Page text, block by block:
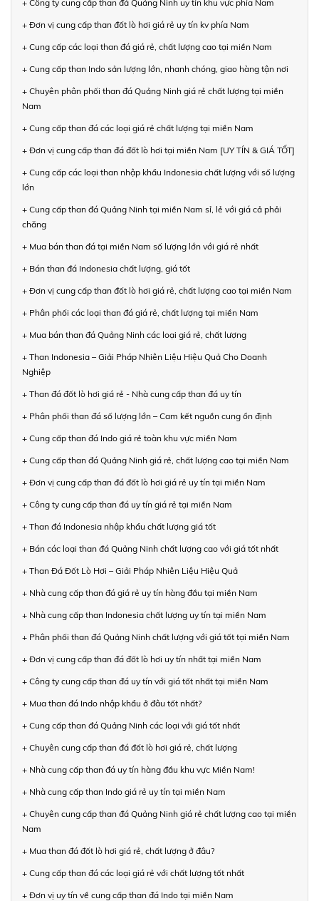
+ Công ty cung cấp than đá Quảng Ninh uy tín khu vực phía Nam
+ Đơn vị cung cấp than đốt lò hơi giá rẻ uy tín kv phía Nam
+ Cung cấp các loại than đá giá rẻ, chất lượng cao tại miền Nam
+ Cung cấp than Indo sản lượng lớn, nhanh chóng, giao hàng tận nơi
+ Chuyên phân phối than đá Quảng Ninh giá rẻ chất lượng tại miền
Nam
+ Cung cấp than đá các loại giá rẻ chất lượng tại miền Nam
+ Đơn vị cung cấp than đá đốt lò hơi tại miền Nam [UY TÍN & GIÁ TỐT]
+ Cung cấp các loại than nhập khẩu Indonesia chất lượng với số lượng
lớn
+ Cung cấp than đá Quảng Ninh tại miền Nam sỉ, lẻ với giá cả phải
chăng
+ Mua bán than đá tại miền Nam số lượng lớn với giá rẻ nhất
+ Bán than đá Indonesia chất lượng, giá tốt
+ Đơn vị cung cấp than đốt lò hơi giá rẻ, chất lượng cao tại miền Nam
+ Phân phối các loại than đá giá rẻ, chất lượng tại miền Nam
+ Mua bán than đá Quảng Ninh các loại giá rẻ, chất lượng
+ Than Indonesia – Giải Pháp Nhiên Liệu Hiệu Quả Cho Doanh
Nghiệp
+ Than đá đốt lò hơi giá rẻ - Nhà cung cấp than đá uy tín
+ Phân phối than đá số lượng lớn – Cam kết nguồn cung ổn định
+ Cung cấp than đá Indo giá rẻ toàn khu vực miền Nam
+ Cung cấp than đá Quảng Ninh giá rẻ, chất lượng cao tại miền Nam
+ Đơn vị cung cấp than đá đốt lò hơi giá rẻ uy tín tại miền Nam
+ Công ty cung cấp than đá uy tín giá rẻ tại miền Nam
+ Than đá Indonesia nhập khẩu chất lượng giá tốt
+ Bán các loại than đá Quảng Ninh chất lượng cao với giá tốt nhất
+ Than Đá Đốt Lò Hơi – Giải Pháp Nhiên Liệu Hiệu Quả
+ Nhà cung cấp than đá giá rẻ uy tín hàng đầu tại miền Nam
+ Nhà cung cấp than Indonesia chất lượng uy tín tại miền Nam
+ Phân phối than đá Quảng Ninh chất lượng với giá tốt tại miền Nam
+ Đơn vị cung cấp than đá đốt lò hơi uy tín nhất tại miền Nam
+ Công ty cung cấp than đá uy tín với giá tốt nhất tại miền Nam
+ Mua than đá Indo nhập khẩu ở đâu tốt nhất?
+ Cung cấp than đá Quảng Ninh các loại với giá tốt nhất
+ Chuyên cung cấp than đá đốt lò hơi giá rẻ, chất lượng
+ Nhà cung cấp than đá uy tín hàng đầu khu vực Miền Nam!
+ Nhà cung cấp than Indo giá rẻ uy tín tại miền Nam
+ Chuyên cung cấp than đá Quảng Ninh giá rẻ chất lượng cao tại miền
Nam
+ Mua than đá đốt lò hơi giá rẻ, chất lượng ở đâu?
+ Cung cấp than đá các loại giá rẻ với chất lượng tốt nhất
+ Đơn vị uy tín về cung cấp than đá Indo tại miền Nam